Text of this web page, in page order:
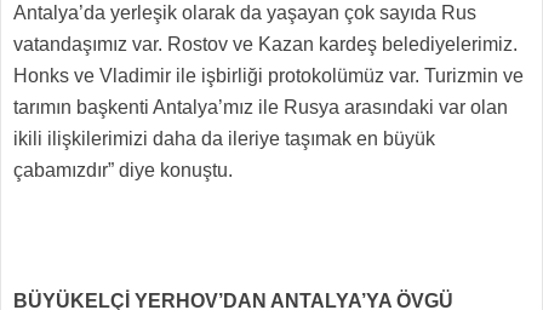
Antalya’da yerleşik olarak da yaşayan çok sayıda Rus
vatandaşımız var. Rostov ve Kazan kardeş belediyelerimiz.
Honks ve Vladimir ile işbirliği protokolümüz var. Turizmin ve
tarımın başkenti Antalya’mız ile Rusya arasındaki var olan
ikili ilişkilerimizi daha da ileriye taşımak en büyük
çabamızdır” diye konuştu.
BÜYÜKELÇİ YERHOV’DAN ANTALYA’YA ÖVGÜ